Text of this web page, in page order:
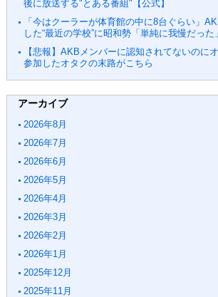
後に放送する"とある番組"【公式】
「今はクーラーが体育館の中に8台ぐらい」
した“最近の学校”に昭和勢「単純に我慢だった」
【悲報】AKBメンバーに認知されてないのに
参加したオタクの末路がこちら
アーカイブ
2026年8月
2026年7月
2026年6月
2026年5月
2026年4月
2026年3月
2026年2月
2026年1月
2025年12月
2025年11月